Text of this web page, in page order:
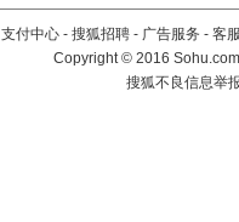
支付中心 - 搜狐招聘 - 广告服务 - 客
Copyright©2016
搜狐不良信息举